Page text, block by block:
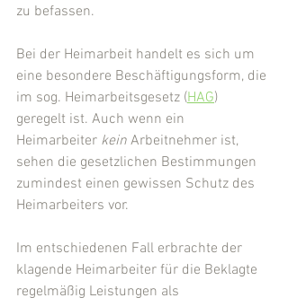
zu befassen.
Bei der Heimarbeit handelt es sich um
eine besondere Beschäftigungsform, die
im sog. Heimarbeitsgesetz (HAG)
geregelt ist. Auch wenn ein
Heimarbeiter kein Arbeitnehmer ist,
sehen die gesetzlichen Bestimmungen
zumindest einen gewissen Schutz des
Heimarbeiters vor.
Im entschiedenen Fall erbrachte der
klagende Heimarbeiter für die Beklagte
regelmäßig Leistungen als